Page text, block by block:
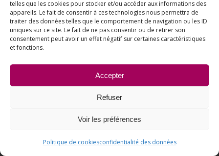
telles que les cookies pour stocker et/ou accéder aux informations des
appareils. Le fait de consentir à ces technologies nous permettra de
traiter des données telles que le comportement de navigation ou les ID
uniques sur ce site. Le fait de ne pas consentir ou de retirer son
consentement peut avoir un effet négatif sur certaines caractéristiques
et fonctions.
Accepter
Refuser
Voir les préférences
Politique de cookiesconfidentialité des données
Partager cet article